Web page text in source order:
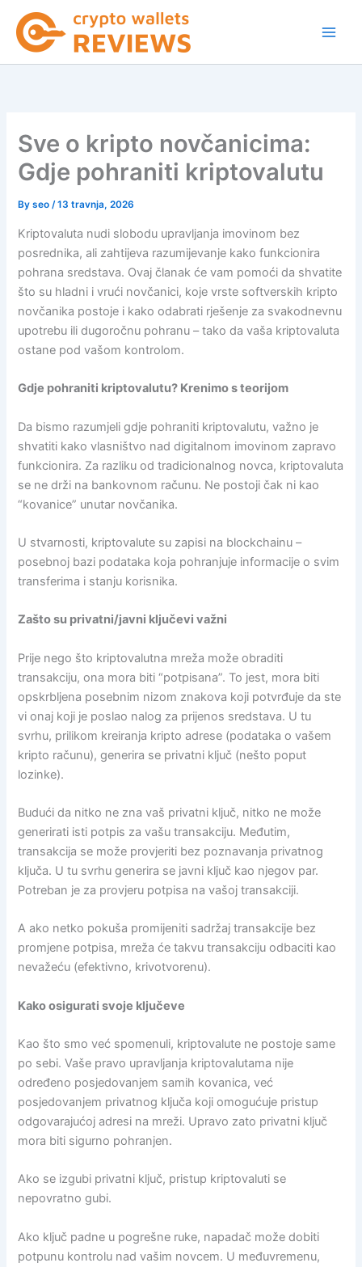
content
Sve o kripto novčanicima:
Gdje pohraniti kriptovalutu
Byseo/13 travnja, 2026
Kriptovaluta nudi slobodu upravljanja imovinom bez
posrednika, ali zahtijeva razumijevanje kako funkcionira
pohrana sredstava. Ovaj članak će vam pomoći da shvatite
što su hladni i vrući novčanici, koje vrste softverskih kripto
novčanika postoje i kako odabrati rješenje za svakodnevnu
upotrebu ili dugoročnu pohranu – tako da vaša kriptovaluta
ostane pod vašom kontrolom.
Gdje pohraniti kriptovalutu? Krenimo s teorijom
Da bismo razumjeli gdje pohraniti kriptovalutu, važno je
shvatiti kako vlasništvo nad digitalnom imovinom zapravo
funkcionira. Za razliku od tradicionalnog novca, kriptovaluta
se ne drži na bankovnom računu. Ne postoji čak ni kao
“kovanice” unutar novčanika.
U stvarnosti, kriptovalute su zapisi na blockchainu –
posebnoj bazi podataka koja pohranjuje informacije o svim
transferima i stanju korisnika.
Zašto su privatni/javni ključevi važni
Prije nego što kriptovalutna mreža može obraditi
transakciju, ona mora biti “potpisana”. To jest, mora biti
opskrbljena posebnim nizom znakova koji potvrđuje da ste
vi onaj koji je poslao nalog za prijenos sredstava. U tu
svrhu, prilikom kreiranja kripto adrese (podataka o vašem
kripto računu), generira se privatni ključ (nešto poput
lozinke).
Budući da nitko ne zna vaš privatni ključ, nitko ne može
generirati isti potpis za vašu transakciju. Međutim,
transakcija se može provjeriti bez poznavanja privatnog
ključa. U tu svrhu generira se javni ključ kao njegov par.
Potreban je za provjeru potpisa na vašoj transakciji.
A ako netko pokuša promijeniti sadržaj transakcije bez
promjene potpisa, mreža će takvu transakciju odbaciti kao
nevažeću (efektivno, krivotvorenu).
Kako osigurati svoje ključeve
Kao što smo već spomenuli, kriptovalute ne postoje same
po sebi. Vaše pravo upravljanja kriptovalutama nije
određeno posjedovanjem samih kovanica, već
posjedovanjem privatnog ključa koji omogućuje pristup
odgovarajućoj adresi na mreži. Upravo zato privatni ključ
mora biti sigurno pohranjen.
Ako se izgubi privatni ključ, pristup kriptovaluti se
nepovratno gubi.
Ako ključ padne u pogrešne ruke, napadač može dobiti
potpunu kontrolu nad vašim novcem. U međuvremenu,